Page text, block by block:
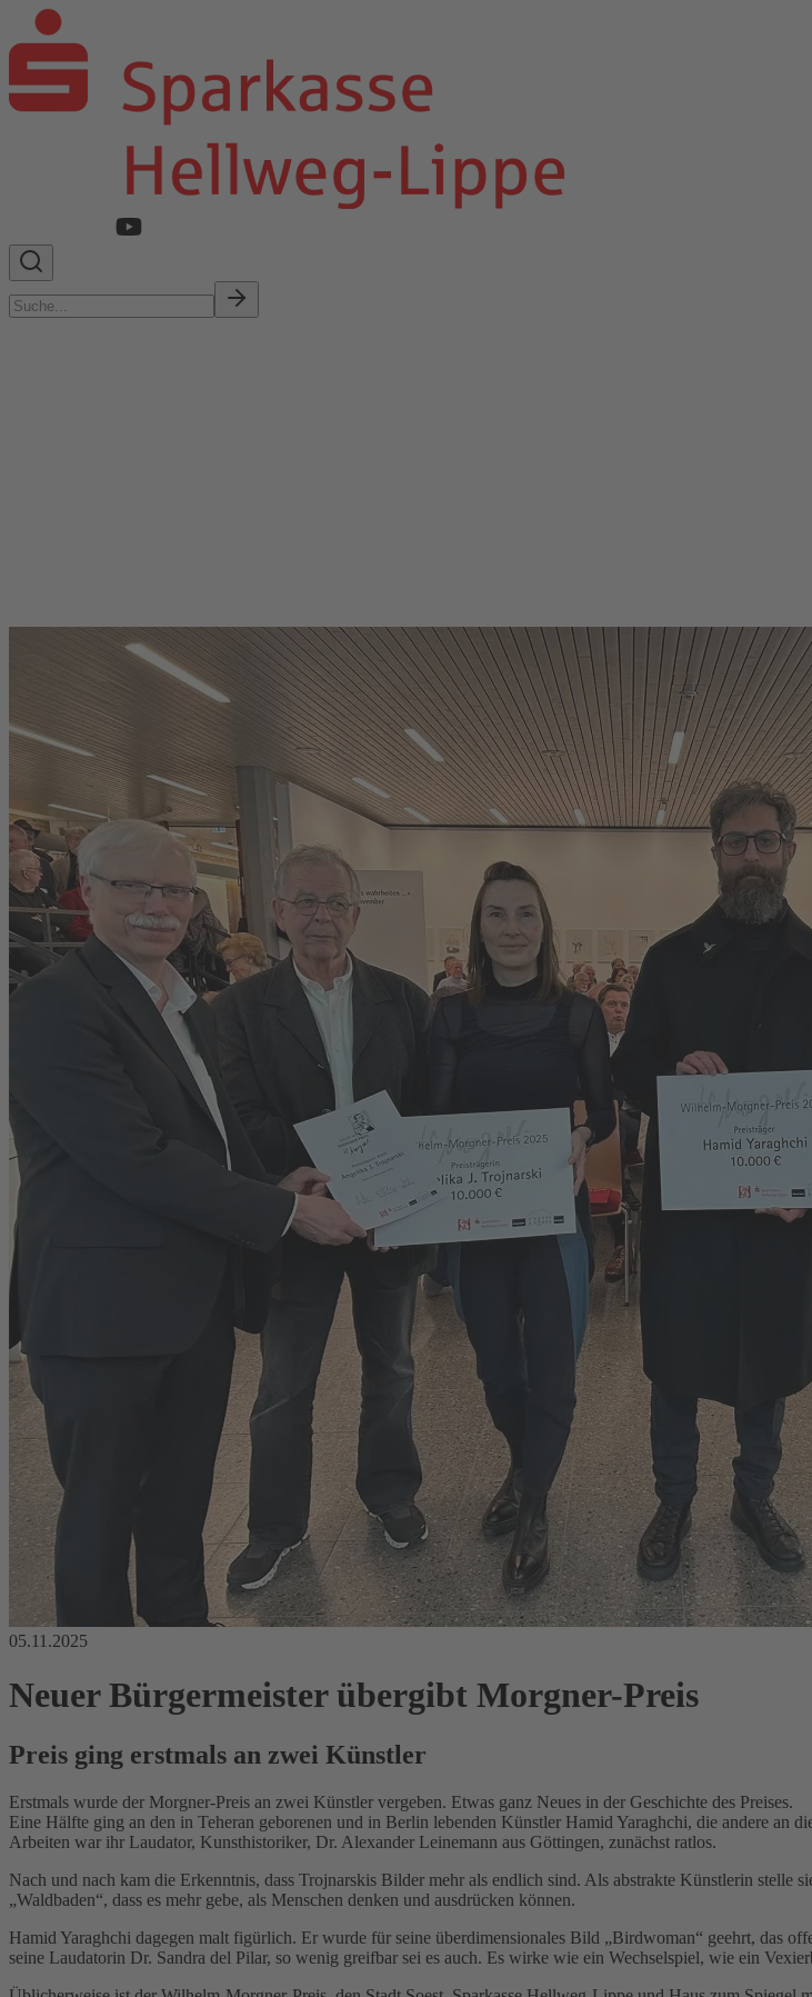
05.11.2025
Neuer Bürgermeister übergibt Morgner-Preis
Preis ging erstmals an zwei Künstler
Erstmals wurde der Morgner-Preis an zwei Künstler vergeben. Etwas ganz Neues in der Geschichte des Preises.
Eine Hälfte ging an den in Teheran geborenen und in Berlin lebenden Künstler Hamid Yaraghchi, die andere an
Arbeiten war ihr Laudator, Kunsthistoriker, Dr. Alexander Leinemann aus Göttingen, zunächst ratlos.
Nach und nach kam die Erkenntnis, dass Trojnarskis Bilder mehr als endlich sind. Als abstrakte Künstlerin stelle
„Waldbaden“, dass es mehr gebe, als Menschen denken und ausdrücken können.
Hamid Yaraghchi dagegen malt figürlich. Er wurde für seine überdimensionales Bild „Birdwoman“ geehrt, das
seine Laudatorin Dr. Sandra del Pilar, so wenig greifbar sei es auch. Es wirke wie ein Wechselspiel, wie ein